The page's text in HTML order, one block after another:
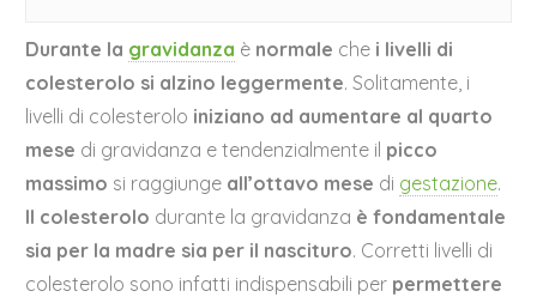
Durante la gravidanza è normale che i livelli di
colesterolo si alzino leggermente. Solitamente, i
livelli di colesterolo iniziano ad aumentare al quarto
mese di gravidanza e tendenzialmente il picco
massimo si raggiunge all’ottavo mese di gestazione.
Il colesterolo durante la gravidanza è fondamentale
sia per la madre sia per il nascituro. Corretti livelli di
colesterolo sono infatti indispensabili per permettere